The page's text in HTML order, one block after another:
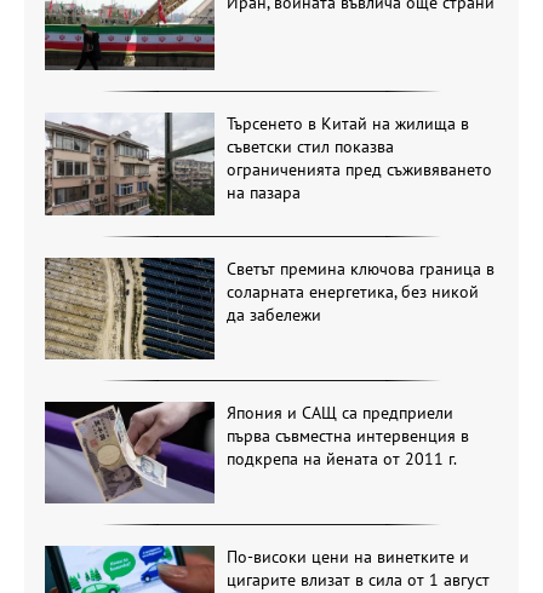
Търсенето в Китай на жилища в
съветски стил показва
ограниченията пред съживяването
на пазара
Светът премина ключова граница в
соларната енергетика, без никой
да забележи
Япония и САЩ са предприели
първа съвместна интервенция в
подкрепа на йената от 2011 г.
По-високи цени на винетките и
цигарите влизат в сила от 1 август